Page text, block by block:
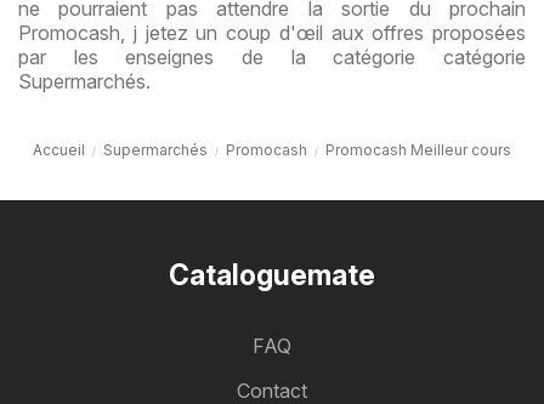
ne pourraient pas attendre la sortie du prochain
Promocash, j jetez un coup d'œil aux offres proposées
par les enseignes de la catégorie catégorie
Supermarchés.
Accueil Supermarchés Promocash Promocash Meilleur cours
Cataloguemate
FAQ
Contact